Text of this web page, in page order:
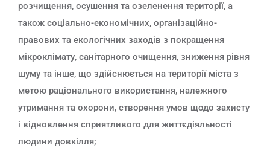
розчищення, осушення та озеленення території, а
також соціально-економічних, організаційно-
правових та екологічних заходів з покращення
мікроклімату, санітарного очищення, зниження рівня
шуму та інше, що здійснюється на території міста з
метою раціонального використання, належного
утримання та охорони, створення умов щодо захисту
і відновлення сприятливого для життєдіяльності
людини довкілля;